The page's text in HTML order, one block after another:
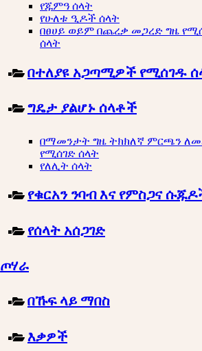
የጁምዓ ሰላት
የሁለቱ ዒዶች ሰላት
በፀሀይ ወይም በጨረቃ መጋረድ ግዜ
ሰላት
በተለያዩ አጋጣሚዎች የሚሰገዱ
ግዴታ ያልሆኑ ሰላቶች
በማመንታት ግዜ ትክክለኛ ምርጫን
የሚሰገድ ሰላት
የለሊት ሰላት
የቁርአን ንባብ እና የምስጋና
የሰላት አሰጋገድ
ጦሃራ
በኹፍ ላይ ማበስ
እቃዎች